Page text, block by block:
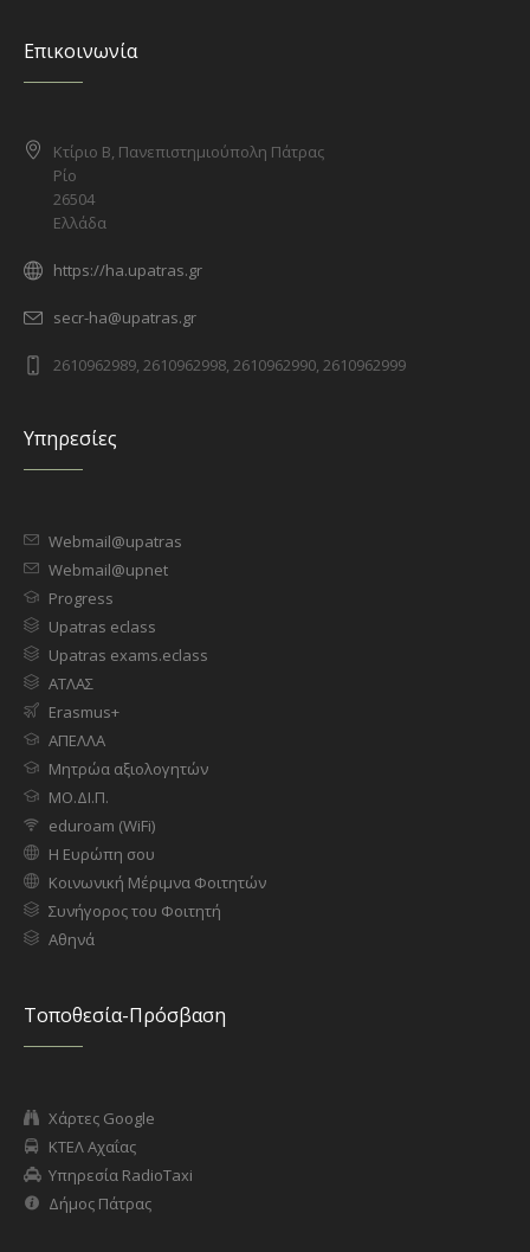
Επικοινωνία
Κτίριο Β, Πανεπιστημιούπολη Πάτρας
Ρίο
26504
Ελλάδα
https://ha.upatras.gr
secr-ha@upatras.gr
2610962989, 2610962998, 2610962990, 2610962999
Υπηρεσίες
Webmail@upatras
Webmail@upnet
Progress
Upatras eclass
Upatras exams.eclass
ΑΤΛΑΣ
Erasmus+
ΑΠΕΛΛΑ
Μητρώα αξιολογητών
ΜΟ.ΔΙ.Π.
eduroam (WiFi)
Η Ευρώπη σου
Κοινωνική Μέριμνα Φοιτητών
Συνήγορος του Φοιτητή
Αθηνά
Τοποθεσία-Πρόσβαση
Χάρτες Google
ΚΤΕΛ Αχαΐας
Υπηρεσία RadioTaxi
Δήμος Πάτρας